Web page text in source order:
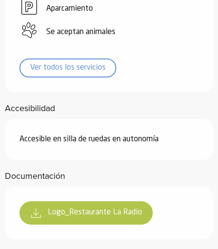
Aparcamiento
Se aceptan animales
Ver todos los servicios
Accesibilidad
Accesible en silla de ruedas en autonomía
Documentación
Logo_Restaurante La Radio